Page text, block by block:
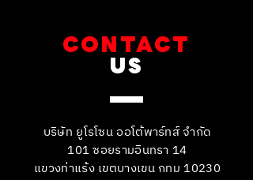
CONTACT
US
บริษัท ยูโรโซน ออโต้พาร์ทส์ จำกัด
101 ซอยรามอินทรา 14
แขวงท่าแร้ง เขตบางเขน กทม 10230